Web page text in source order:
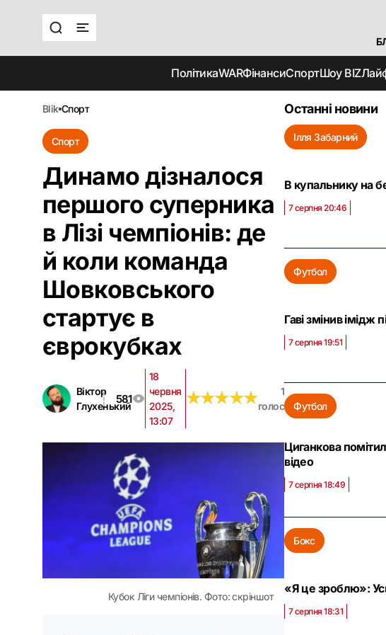
ПолітикаWARФінансиСпортШоу BIZ
blik спорт
Спорт
Динамо дізналося
першого суперника
в Лізі чемпіонів: де
й коли команда
Шовковського
стартує в
єврокубках
Віктор
Глухенький
581
18
червня
2025,
13:07
★★★★★
★★★★★
1
голос
Кубок Ліги чемпіонів. Фото: скріншот
Останні новини
Ілля Забарний
В купальнику на
7 серпня 20:46
Футбол
Гаві змінив
7 серпня 19:51
Футбол
Циганкова
відео
7 серпня 18:49
Бокс
«Я це зроблю»:
7 серпня 18:31